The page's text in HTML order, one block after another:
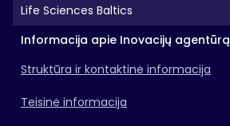
Life Sciences Baltics
Informacija apie Inovacijų agentūrą
Struktūra ir kontaktinė informacija
Teisinė informacija